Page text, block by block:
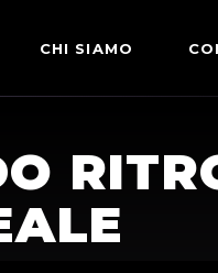
CHI SIAMO
TERMINI DI SERVIZIO